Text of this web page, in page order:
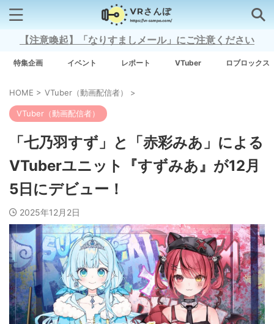
検索はコチラから
Grow A Garden（庭を成長させる）
タグ一覧
ARKit BitStar（ぶいらいぶ） CG(2D/3D) esports
Fortnite HMD HoloModels Music NEWS
【注意喚起】「なりすましメール」にご注意ください
特集企画 イベント レポート VTuber ロブロックス
HOME > VTuber（動画配信者） >
VTuber（動画配信者）
「七乃羽すず」と「赤彩みあ」による
VTuberユニット『すずみあ』が12月
5日にデビュー！
2025年12月2日